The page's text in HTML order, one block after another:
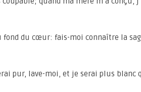
du cœur: fais-moi connaître la
pur, lave-moi, et je serai plus blanc